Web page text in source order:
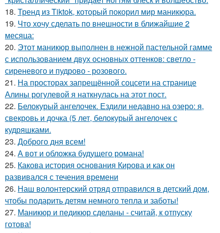
18. Тренд из Tiktok, который покорил мир маникюра.
19. Что хочу сделать по внешности в ближайшие 2
месяца:
20. Этот маникюр выполнен в нежной пастельной гамме
с использованием двух основных оттенков: светло -
сиреневого и пудрово - розового.
21. На просторах запрещённой соцсети на странице
Алины рогулевой я наткнулась на этот пост.
22. Белокурый ангелочек. Ездили недавно на озеро: я,
свекровь и дочка (5 лет, белокурый ангелочек с
кудряшками.
23. Доброго дня всем!
24. А вот и обложка будущего романа!
25. Какова история основания Кирова и как он
развивался с течения времени
26. Наш волонтерский отряд отправился в детский дом,
чтобы подарить детям немного тепла и заботы!
27. Маникюр и педикюр сделаны - считай, к отпуску
готова!